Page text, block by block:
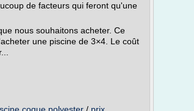
de facteurs qui feront qu'une
nous souhaitons acheter. Ce
une piscine de 3×4. Le coût